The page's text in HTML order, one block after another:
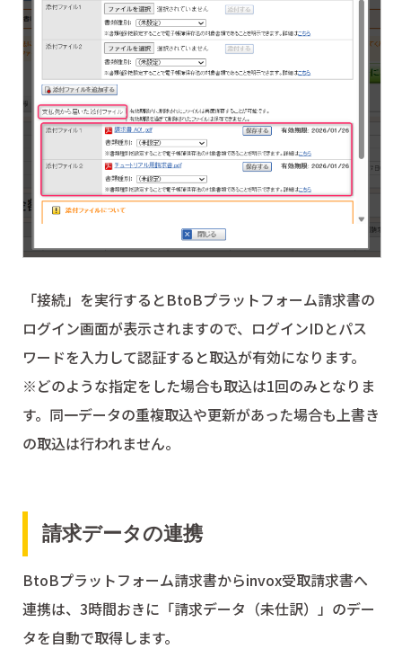
「接続」を実行するとBtoBプラットフォーム請求書の
ログイン画面が表示されますので、ログインIDとパス
ワードを入力して認証すると取込が有効になります。
※どのような指定をした場合も取込は1回のみとなりま
す。同一データの重複取込や更新があった場合も上書き
の取込は行われません。
請求データの連携
BtoBプラットフォーム請求書からinvox受取請求書へ
連携は、3時間おきに「請求データ（未仕訳）」のデー
タを自動で取得します。